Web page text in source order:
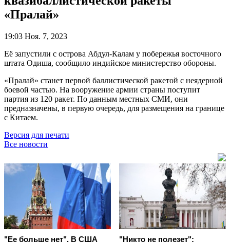
«Пралай»
19:03 Ноя. 7, 2023
Её запустили с острова Абдул-Калам у побережья восточного
штата Одиша, сообщило индийское министерство обороны.
«Пралай» станет первой баллистической ракетой с неядерной
боевой частью. На вооружение армии страны поступит
партия из 120 ракет. По данным местных СМИ, они
предназначены, в первую очередь, для размещения на границе
с Китаем.
Версия для печати
Все новости
"Ее больше нет". В США
"Никто не полезет":